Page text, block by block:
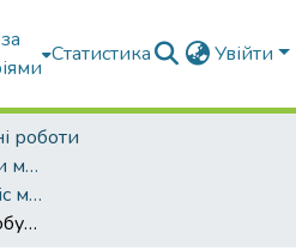
Статистика Увійти
роботи
Кваліфікаційні роботи магістрів
ОПП "Технічний сервіс машин та обладнання сільськогосподарського виробництва"
Удосконалення випробувань форсунок при ТО і ремонті автотракторних двигунів